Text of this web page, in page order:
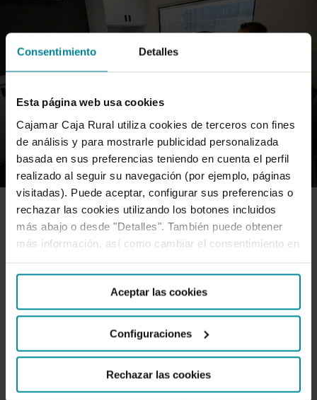
Consentimiento Detalles
Esta página web usa cookies
Cajamar Caja Rural utiliza cookies de terceros con fines
de análisis y para mostrarle publicidad personalizada
basada en sus preferencias teniendo en cuenta el perfil
realizado al seguir su navegación (por ejemplo, páginas
visitadas). Puede aceptar, configurar sus preferencias o
rechazar las cookies utilizando los botones incluidos
más abajo o desde "Detalles". También puede obtener
más información, así como cambiar el consentimiento en
Aceptar las cookies
Configuraciones
Rechazar las cookies
RESPONSABILIDAD SOCIAL
Dos nuevas oficinas móviles de
Cajamar atenderán a 11 pequeñas
poblaciones en Valencia